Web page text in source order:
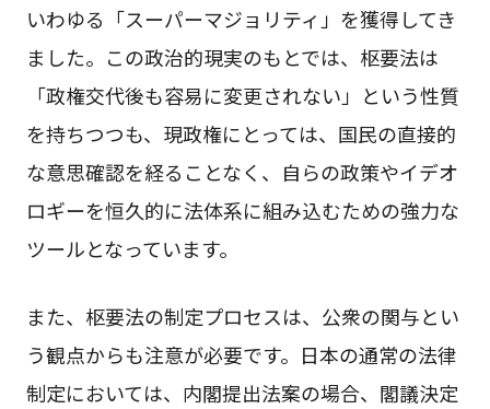
いわゆる「スーパーマジョリティ」を獲得してき
ました。この政治的現実のもとでは、枢要法は
「政権交代後も容易に変更されない」という性質
を持ちつつも、現政権にとっては、国民の直接的
な意思確認を経ることなく、自らの政策やイデオ
ロギーを恒久的に法体系に組み込むための強力な
ツールとなっています。
また、枢要法の制定プロセスは、公衆の関与とい
う観点からも注意が必要です。日本の通常の法律
制定においては、内閣提出法案の場合、閣議決定